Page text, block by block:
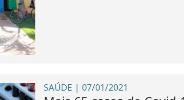
SAÚDE | 07/01/2021